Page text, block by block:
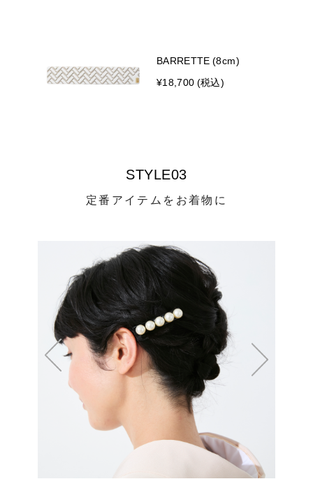
BARRETTE (8cm)
¥18,700 (税込)
STYLE03
定番アイテムをお着物に